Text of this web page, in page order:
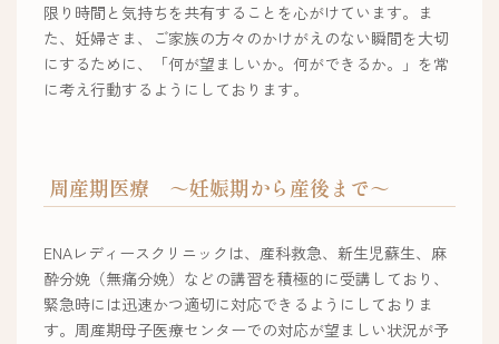
限り時間と気持ちを共有することを心がけています。ま
た、妊婦さま、ご家族の方々のかけがえのない瞬間を大切
にするために、「何が望ましいか。何ができるか。」を常
に考え行動するようにしております。
周産期医療 ～妊娠期から産後まで～
ENAレディースクリニックは、産科救急、新生児蘇生、麻
酔分娩（無痛分娩）などの講習を積極的に受講しており、
緊急時には迅速かつ適切に対応できるようにしておりま
す。周産期母子医療センターでの対応が望ましい状況が予